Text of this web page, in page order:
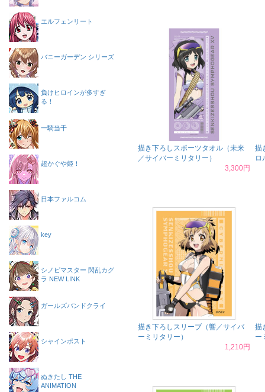
描き下ろしスポーツタオル（未来
／サイバーミリタリー）
3,300円
描
ロ
描き下ろしスリーブ（響／サイバ
ーミリタリー）
1,210円
描
ー
エルフェンリート
バニーガーデン シリーズ
負けヒロインが多すぎ
る！
一騎当千
超かぐや姫！
日本ファルコム
key
シノビマスター 閃乱カグ
ラ NEW LINK
ガールズバンドクライ
シャインポスト
ぬきたし THE
ANIMATION